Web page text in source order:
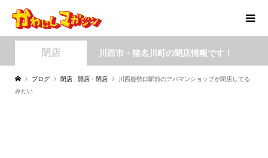
閉店 川西市・猪名川町の閉店情報です！
ブログ 閉店 開店・閉店
川西能勢口駅前のアパマンショップが閉店してる
みたい